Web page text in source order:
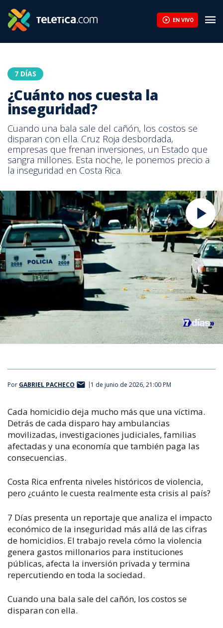
EN VIVO
7 DÍAS
¿Cuánto nos cuesta la
inseguridad?
Cuando una bala sale del cañón, los costos se
disparan con ella. Cruz Roja desbordada,
empresas que frenan inversiones, un Estado que
sangra millones. Esta noche, le ponemos precio a
la inseguridad en Costa Rica.
Por GABRIEL PACHECO 1 de junio de 2026, 21:00 PM
Cada homicidio deja mucho más que una víctima.
Detrás de cada disparo hay ambulancias
movilizadas, investigaciones judiciales, familias
afectadas y una economía que también paga las
consecuencias.
Costa Rica enfrenta niveles históricos de violencia,
pero ¿cuánto le cuesta realmente esta crisis al país?
7 Días presenta un reportaje que analiza el impacto
económico de la inseguridad más allá de las cifras
de homicidios. El trabajo revela cómo la violencia
genera gastos millonarios para instituciones
públicas, afecta la inversión privada y termina
repercutiendo en toda la sociedad.
Cuando una bala sale del cañón, los costos se
disparan con ella.